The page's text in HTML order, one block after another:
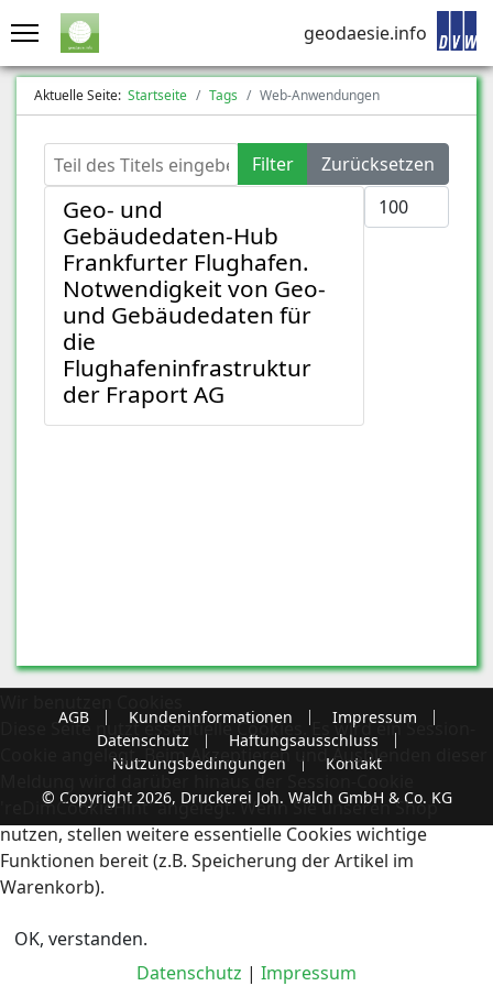
geodaesie.info
Aktuelle Seite: Startseite Tags Web-Anwendungen
Teil des Titels eingeben Filter
Zurücksetzen
Anzeige #
Geo- und
Gebäudedaten‑Hub
Frankfurter Flughafen.
Notwendigkeit von Geo-
und Gebäudedaten für
die
Flughafeninfrastruktur
der Fraport AG
AGB Kundeninformationen
Impressum
Datenschutz
Haftungsausschluss
Nutzungsbedingungen
Kontakt
© Copyright 2026, Druckerei Joh. Walch GmbH & Co. KG
Diese Seite nutzt essentielle Cookies. Es wird ein Session-
Cookie angelegt. Beim Akzeptieren und Ausblenden dieser
Meldung wird darüber hinaus der Session-Cookie
'reDimCookieHint' angelegt. Wenn Sie unseren Shop
nutzen, stellen weitere essentielle Cookies wichtige
Funktionen bereit (z.B. Speicherung der Artikel im
Warenkorb).
OK, verstanden.
Datenschutz | Impressum